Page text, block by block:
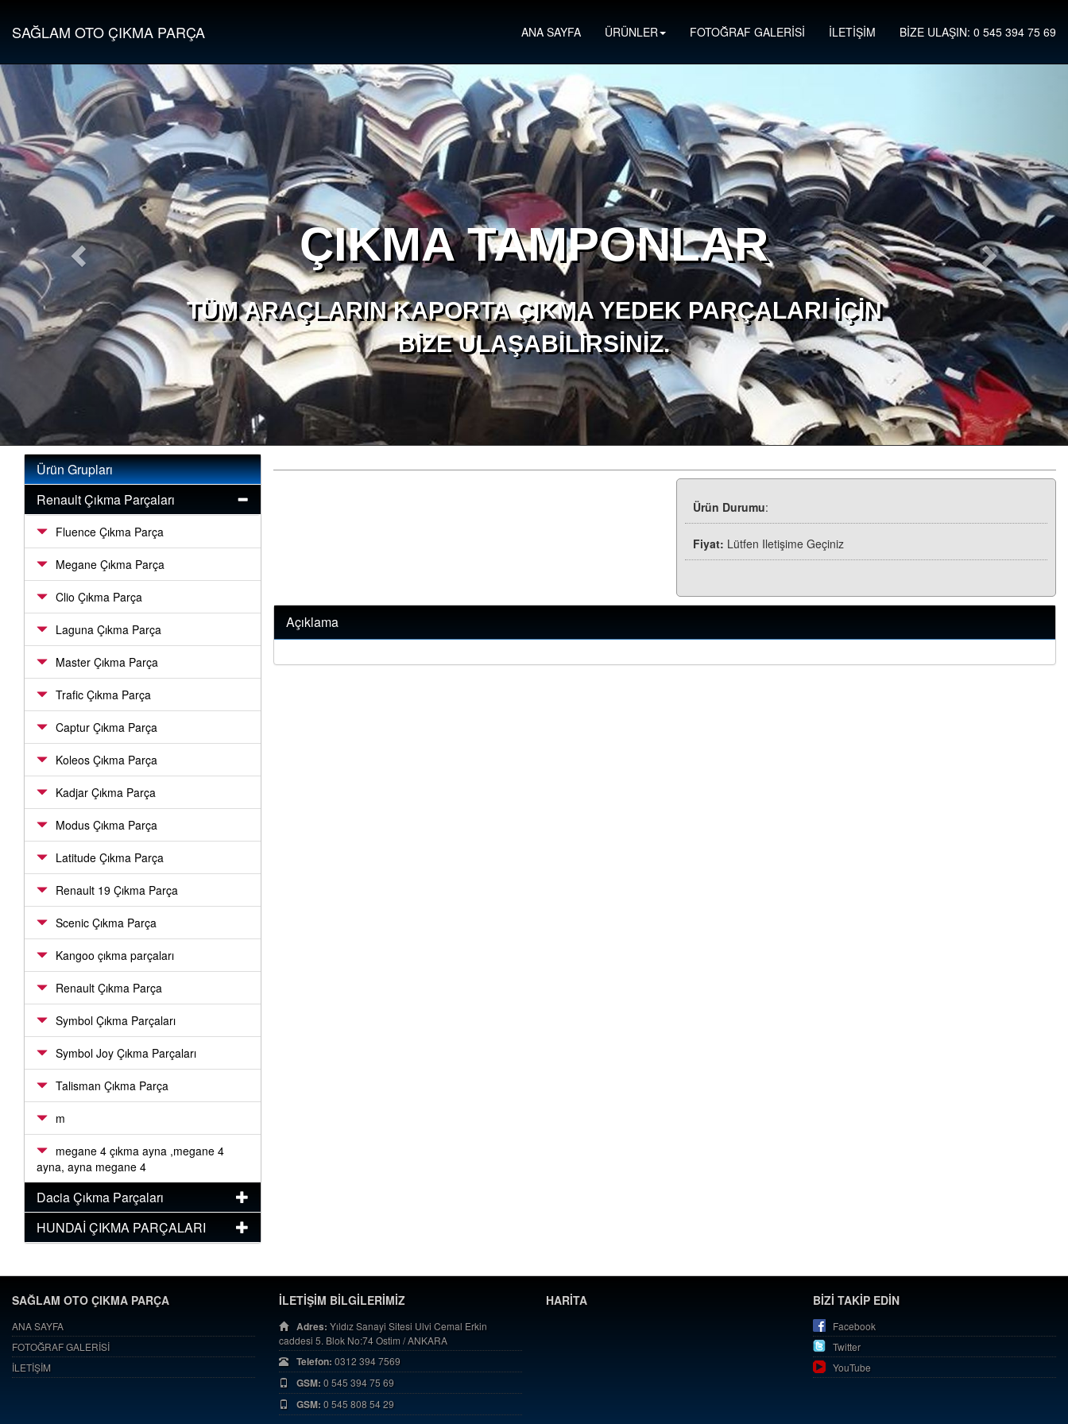
SAĞLAM OTO ÇIKMA PARÇA ANA SAYFA ÜRÜNLER FOTOĞRAF GALERİSİ İLETİŞİM BİZE ULAŞIN: 0 545 394 75 69
ÇIKMA TAMPONLAR
TÜM ARAÇLARIN KAPORTA ÇIKMA YEDEK PARÇALARI İÇIN
BIZE ULAŞABILIRSINIZ.
Ürün Grupları
Renault Çıkma Parçaları
Fluence Çıkma Parça
Megane Çıkma Parça
Clio Çıkma Parça
Laguna Çıkma Parça
Master Çıkma Parça
Trafic Çıkma Parça
Captur Çıkma Parça
Koleos Çıkma Parça
Kadjar Çıkma Parça
Modus Çıkma Parça
Latitude Çıkma Parça
Renault 19 Çıkma Parça
Scenic Çıkma Parça
Kangoo çıkma parçaları
Renault Çıkma Parça
Symbol Çıkma Parçaları
Symbol Joy Çıkma Parçaları
Talisman Çıkma Parça
m
megane 4 çıkma ayna ,megane 4
ayna, ayna megane 4
Dacia Çıkma Parçaları
HUNDAİ ÇIKMA PARÇALARI
Ürün Durumu:
Fiyat: Lütfen Iletişime Geçiniz
Açıklama
SAĞLAM OTO ÇIKMA PARÇA
ANA SAYFA
FOTOĞRAF GALERİSİ
İLETİŞİM
İLETİŞİM BİLGİLERİMİZ
Adres: Yıldız Sanayi Sitesi Ulvi Cemal Erkin
caddesi 5. Blok No:74 Ostim / ANKARA
Telefon: 0312 394 7569
GSM: 0 545 394 75 69
GSM: 0 545 808 54 29
HARİTA BİZİ TAKİP EDİN
Facebook
Twitter
YouTube